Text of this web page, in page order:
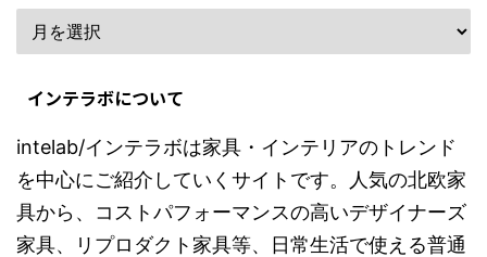
インテラボについて
intelab/インテラボは家具・インテリアのトレンド
を中心にご紹介していくサイトです。人気の北欧家
具から、コストパフォーマンスの高いデザイナーズ
家具、リプロダクト家具等、日常生活で使える普通